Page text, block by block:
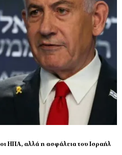
ΗΠΑ, αλλά η ασφάλεια του Ισραήλ